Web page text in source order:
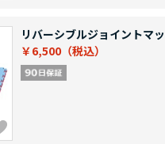
リバーシブルジョイントマ
￥6,500